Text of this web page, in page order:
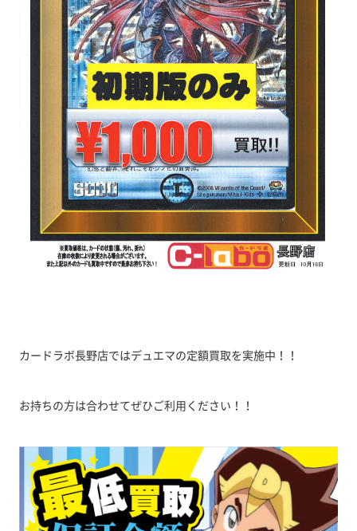
カードラボ長野店ではデュエマの定額買取を実施中！！
お持ちの方は合わせてぜひご利用ください！！